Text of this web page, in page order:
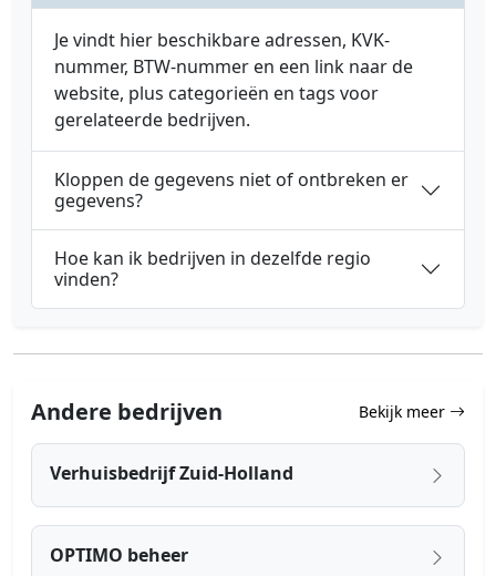
Je vindt hier beschikbare adressen, KVK-
nummer, BTW-nummer en een link naar de
website, plus categorieën en tags voor
gerelateerde bedrijven.
Kloppen de gegevens niet of ontbreken er
gegevens?
Hoe kan ik bedrijven in dezelfde regio
vinden?
Andere bedrijven Bekijk meer
Verhuisbedrijf Zuid-Holland
OPTIMO beheer